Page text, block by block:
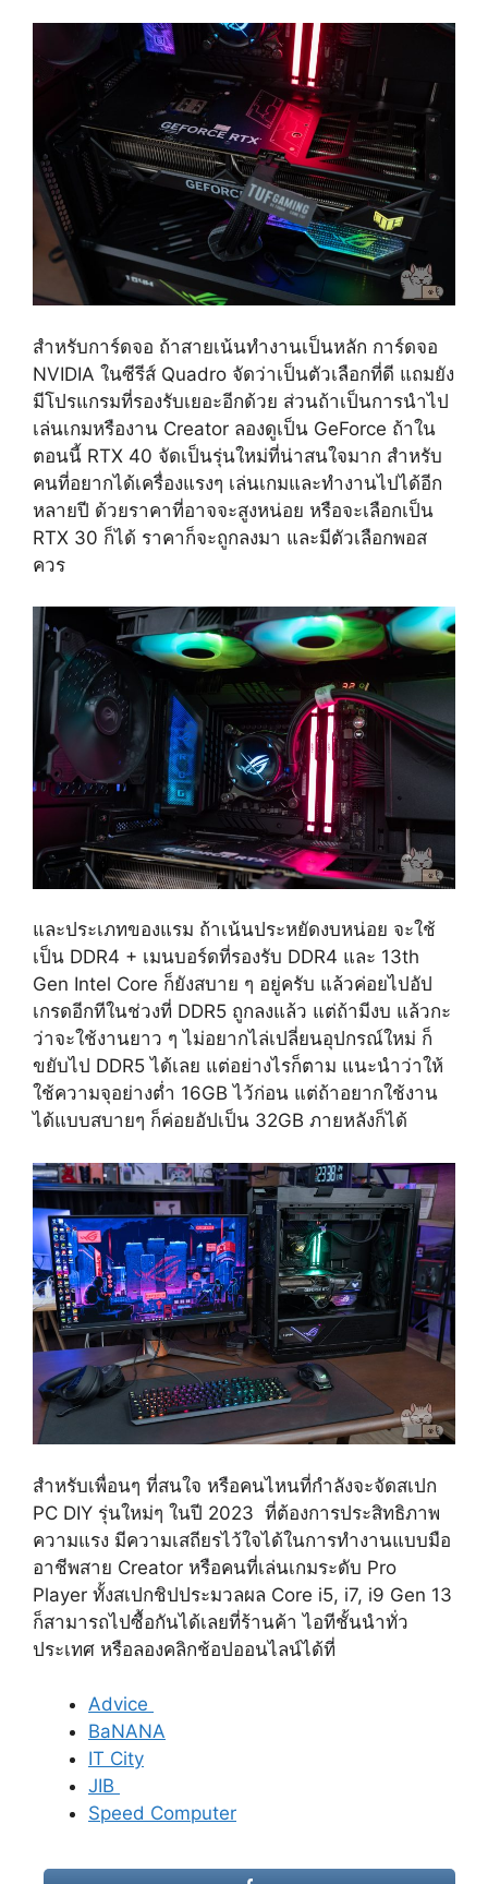
สำหรับการ์ดจอ ถ้าสายเน้นทำงานเป็นหลัก การ์ดจอ
NVIDIA ในซีรีส์ Quadro จัดว่าเป็นตัวเลือกที่ดี แถมยัง
มีโปรแกรมที่รองรับเยอะอีกด้วย ส่วนถ้าเป็นการนำไป
เล่นเกมหรืองาน Creator ลองดูเป็น GeForce ถ้าใน
ตอนนี้ RTX 40 จัดเป็นรุ่นใหม่ที่น่าสนใจมาก สำหรับ
คนที่อยากได้เครื่องแรงๆ เล่นเกมและทำงานไปได้อีก
หลายปี ด้วยราคาที่อาจจะสูงหน่อย หรือจะเลือกเป็น
RTX 30 ก็ได้ ราคาก็จะถูกลงมา และมีตัวเลือกพอส
ควร
และประเภทของแรม ถ้าเน้นประหยัดงบหน่อย จะใช้
เป็น DDR4 + เมนบอร์ดที่รองรับ DDR4 และ 13th
Gen Intel Core ก็ยังสบาย ๆ อยู่ครับ แล้วค่อยไปอัป
เกรดอีกทีในช่วงที่ DDR5 ถูกลงแล้ว แต่ถ้ามีงบ แล้วกะ
ว่าจะใช้งานยาว ๆ ไม่อยากไล่เปลี่ยนอุปกรณ์ใหม่ ก็
ขยับไป DDR5 ได้เลย แต่อย่างไรก็ตาม แนะนำว่าให้
ใช้ความจุอย่างต่ำ 16GB ไว้ก่อน แต่ถ้าอยากใช้งาน
ได้แบบสบายๆ ก็ค่อยอัปเป็น 32GB ภายหลังก็ได้
สำหรับเพื่อนๆ ที่สนใจ หรือคนไหนที่กำลังจะจัดสเปก
PC DIY รุ่นใหม่ๆ ในปี 2023 ที่ต้องการประสิทธิภาพ
ความแรง มีความเสถียรไว้ใจได้ในการทำงานแบบมือ
อาชีพสาย Creator หรือคนที่เล่นเกมระดับ Pro
Player ทั้งสเปกชิปประมวลผล Core i5, i7, i9 Gen 13
ก็สามารถไปซื้อกันได้เลยที่ร้านค้า ไอทีชั้นนำทั่ว
ประเทศ หรือลองคลิกช้อปออนไลน์ได้ที่
Advice
BaNANA
IT City
JIB
Speed Computer